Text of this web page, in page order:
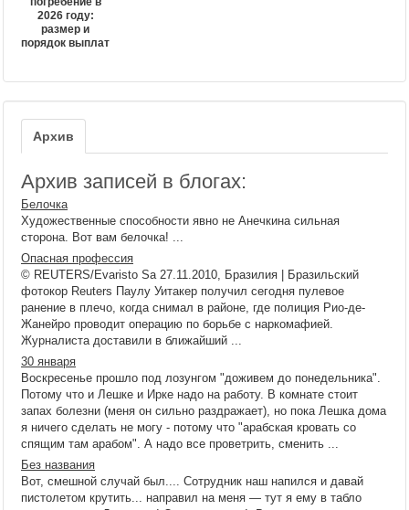
2026 году:
размер и
порядок выплат
Архив
Архив записей в блогах:
Белочка
Художественные способности явно не Анечкина сильная
сторона. Вот вам белочка! ...
Опасная профессия
© REUTERS/Evaristo Sa 27.11.2010, Бразилия | Бразильский
фотокор Reuters Паулу Уитакер получил сегодня пулевое
ранение в плечо, когда снимал в районе, где полиция Рио-де-
Жанейро проводит операцию по борьбе с наркомафией.
Журналиста доставили в ближайший ...
30 января
Воскресенье прошло под лозунгом "доживем до понедельника".
Потому что и Лешке и Ирке надо на работу. В комнате стоит
запах болезни (меня он сильно раздражает), но пока Лешка дома
я ничего сделать не могу - потому что "арабская кровать со
спящим там арабом". А надо все проветрить, сменить ...
Без названия
Вот, смешной случай был.... Сотрудник наш напился и давай
пистолетом крутить... направил на меня — тут я ему в табло